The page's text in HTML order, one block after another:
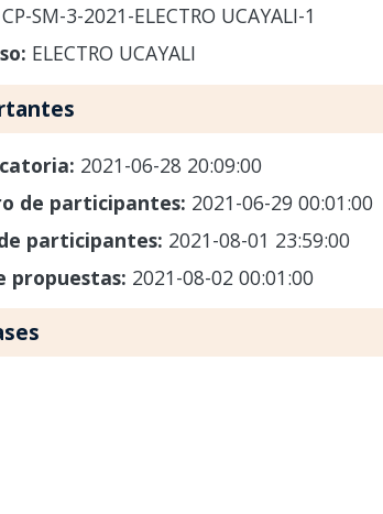
CP-SM-3-2021-ELECTRO UCAYALI-1
ELECTRO UCAYALI
2021-06-28 20:09:00
de participantes: 2021-06-29 00:01:00
participantes: 2021-08-01 23:59:00
propuestas: 2021-08-02 00:01:00